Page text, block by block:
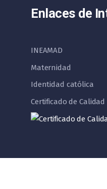
Enlaces de
INEAMAD
Maternidad
Identidad católica
Certificado de Calidad